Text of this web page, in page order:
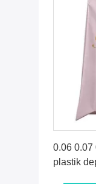
0.06 0.07
plastik